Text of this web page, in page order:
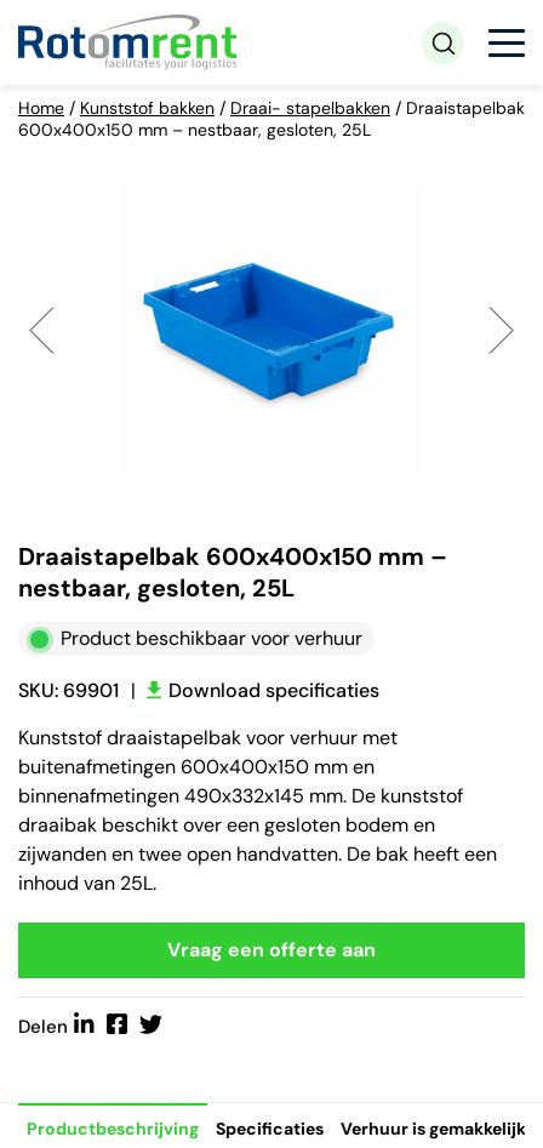
Home / Kunststof bakken / Draai- stapelbakken / Draaistapelbak
600x400x150 mm – nestbaar, gesloten, 25L
Draaistapelbak 600x400x150 mm –
nestbaar, gesloten, 25L
Product beschikbaar voor verhuur
SKU: 69901 |
Download specificaties
Kunststof draaistapelbak voor verhuur met
buitenafmetingen 600x400x150 mm en
binnenafmetingen 490x332x145 mm. De kunststof
draaibak beschikt over een gesloten bodem en
zijwanden en twee open handvatten. De bak heeft een
inhoud van 25L.
Vraag een offerte aan
Delen
Productbeschrijving Specificaties Verhuur is gemakkelijk